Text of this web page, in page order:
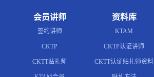
会员讲师
签约讲师
CKTP
CKTT贴扎师
资料库
KTAM
CKTP认证讲师
CKTT认证贴扎师资料